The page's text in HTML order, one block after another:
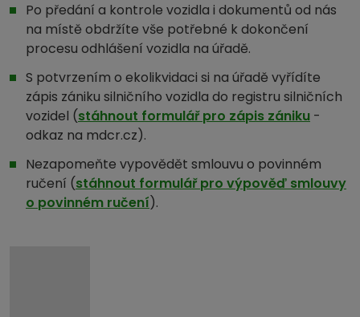
Po předání a kontrole vozidla i dokumentů od nás
na místě obdržíte vše potřebné k dokončení
procesu odhlášení vozidla na úřadě.
S potvrzením o ekolikvidaci si na úřadě vyřídíte
zápis zániku silničního vozidla do registru silničních
vozidel (stáhnout formulář pro zápis zániku -
odkaz na mdcr.cz).
Nezapomeňte vypovědět smlouvu o povinném
ručení (stáhnout formulář pro výpověď smlouvy
o povinném ručení).